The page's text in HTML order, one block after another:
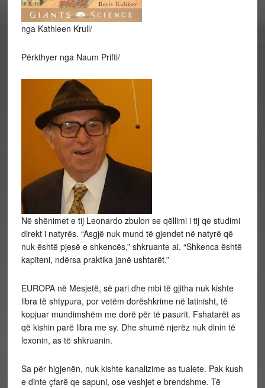
nga Kathleen Krull/
Përkthyer nga Naum Prifti/
Në shënimet e tij Leonardo zbulon se qëllimi i tij qe studimi
direkt i natyrës. “Asgjë nuk mund të gjendet në natyrë që
nuk është pjesë e shkencës,” shkruante ai. “Shkenca është
kapiteni, ndërsa praktika janë ushtarët.”
EUROPA në Mesjetë, së pari dhe mbi të gjitha nuk kishte
libra të shtypura, por vetëm dorëshkrime në latinisht, të
kopjuar mundimshëm me dorë për të pasurit. Fshatarët as
që kishin parë libra me sy. Dhe shumë njerëz nuk dinin të
lexonin, as të shkruanin.
Sa për higjenën, nuk kishte kanalizime as tualete. Pak kush
e dinte çfarë qe sapuni, ose veshjet e brendshme. Të